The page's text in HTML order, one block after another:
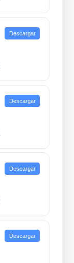
Descargar
Descargar
Descargar
Descargar